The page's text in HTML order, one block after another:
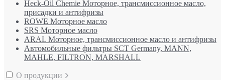
Heck-Oil Chemie Моторное, трансмиссионное масло,
присадки и антифризы
ROWE Моторное масло
SRS Моторное масло
ARAL Моторное, трансмиссионное масло и антифризы
Автомобильные фильтры SCT Germany, MANN,
MAHLE, FILTRON, MARSHALL
О продукции